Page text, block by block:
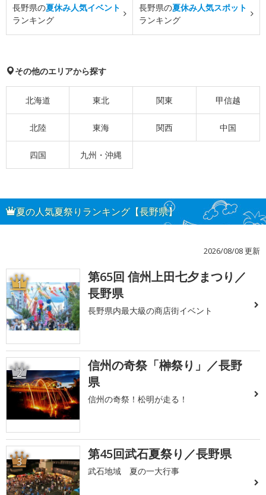
長野県の夏休み人気イベント
ランキング
長野県の夏休み人気スポット
ランキング
その他のエリアから探す
北海道 東北 関東 甲信越
北陸 東海 関西 中国
四国 九州・沖縄
夏の人気夏祭りランキング【長野県】
2026/08/08 更新
1
第65回 信州上田七夕まつり／
長野県
長野県内最大級の商店街イベント
2
信州の奇祭「榊祭り」／長野
県
信州の奇祭！松明が走る！
3 第45回武石夏祭り／長野県
武石地域 夏の一大行事